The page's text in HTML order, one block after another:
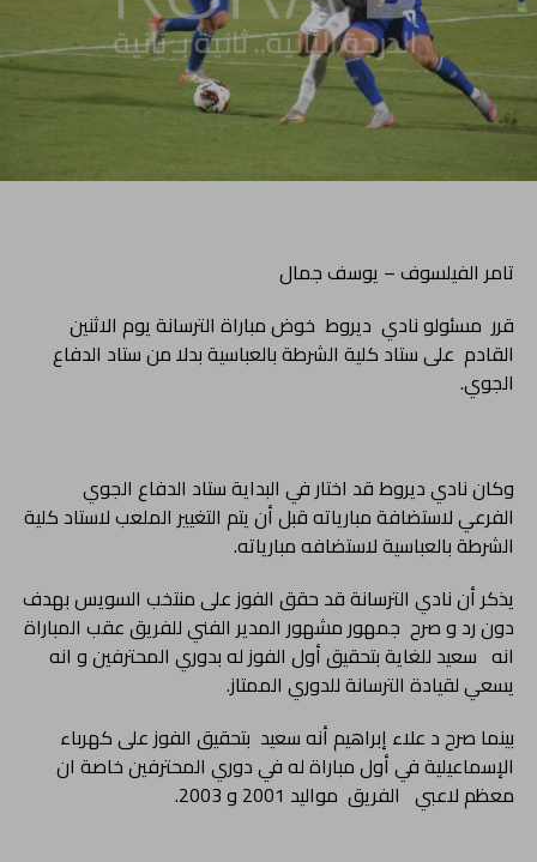
تامر الفيلسوف – يوسف جمال
قرر مسئولو نادي ديروط خوض مباراة الترسانة يوم الاثنين
القادم على ستاد كلية الشرطة بالعباسية بدلا من ستاد الدفاع
الجوي.
وكان نادي ديروط قد اختار في البداية ستاد الدفاع الجوي
الفرعي لاستضافة مبارياته قبل أن يتم التغيير الملعب لاستاد كلية
الشرطة بالعباسية لاستضافه مبارياته.
يذكر أن نادي الترسانة قد حقق الفوز على منتخب السويس بهدف
دون رد و صرح جمهور مشهور المدير الفني للفريق عقب المباراة
انه سعيد للغاية بتحقيق أول الفوز له بدوري المحترفين و انه
يسعي لقيادة الترسانة للدوري الممتاز.
بينما صرح د علاء إبراهيم أنه سعيد بتحقيق الفوز على كهرباء
الإسماعيلية في أول مباراة له في دوري المحترفين خاصة ان
معظم لاعبي الفريق مواليد 2001 و 2003.